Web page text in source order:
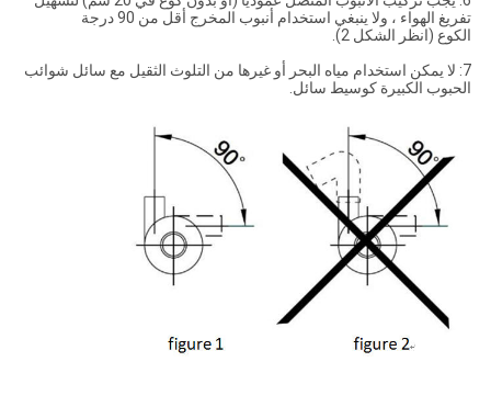
تفريغ الهواء ، ولا ينبغي استخدام أنبوب المخرج أقل من 90 درجة
الكوع (انظر الشكل 2).
7: لا يمكن استخدام مياه البحر أو غيرها من التلوث الثقيل مع سائل شوائب
الحبوب الكبيرة كوسيط سائل.